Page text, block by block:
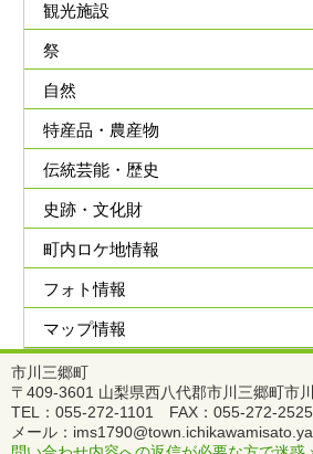
観光施設
祭
自然
特産品・農産物
伝統芸能・歴史
史跡・文化財
町内ロケ地情報
フォト情報
マップ情報
市川三郷町
〒409-3601 山梨県西八代郡市川三郷町市
TEL：055-272-1101 FAX：055-272-2525
メール：